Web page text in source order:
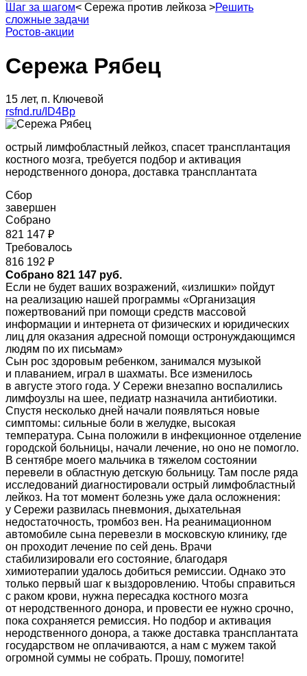
Шаг за шагом< Сережа против лейкоза >Решить
сложные задачи
Ростов-акции
Сережа Рябец
15 лет, п. Ключевой
rsfnd.ru/ID4Bp
острый лимфобластный лейкоз, спасет трансплантация
костного мозга, требуется подбор и активация
неродственного донора, доставка трансплантата
Сбор
завершен
Собрано
821 147 ₽
Требовалось
816 192 ₽
Собрано 821 147 руб.
Если не будет ваших возражений, «излишки» пойдут
на реализацию нашей программы «Организация
пожертвований при помощи средств массовой
информации и интернета от физических и юридических
лиц для оказания адресной помощи остронуждающимся
людям по их письмам»
Сын рос здоровым ребенком, занимался музыкой
и плаванием, играл в шахматы. Все изменилось
в августе этого года. У Сережи внезапно воспалились
лимфоузлы на шее, педиатр назначила антибиотики.
Спустя несколько дней начали появляться новые
симптомы: сильные боли в желудке, высокая
температура. Сына положили в инфекционное отделение
городской больницы, начали лечение, но оно не помогло.
В сентябре моего мальчика в тяжелом состоянии
перевели в областную детскую больницу. Там после ряда
исследований диагностировали острый лимфобластный
лейкоз. На тот момент болезнь уже дала осложнения:
у Сережи развилась пневмония, дыхательная
недостаточность, тромбоз вен. На реанимационном
автомобиле сына перевезли в московскую клинику, где
он проходит лечение по сей день. Врачи
стабилизировали его состояние, благодаря
химиотерапии удалось добиться ремиссии. Однако это
только первый шаг к выздоровлению. Чтобы справиться
с раком крови, нужна пересадка костного мозга
от неродственного донора, и провести ее нужно срочно,
пока сохраняется ремиссия. Но подбор и активация
неродственного донора, а также доставка трансплантата
государством не оплачиваются, а нам с мужем такой
огромной суммы не собрать. Прошу, помогите!